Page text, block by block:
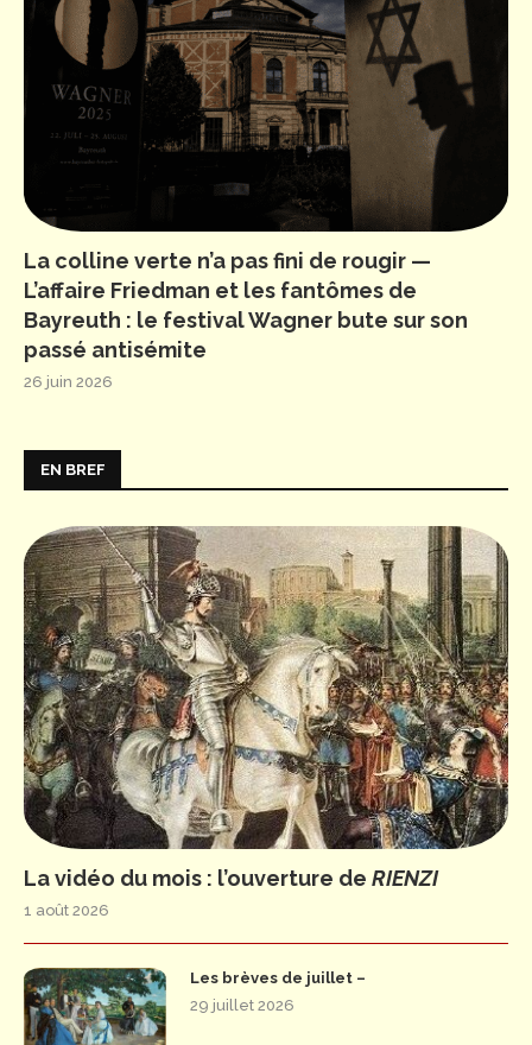
La colline verte n’a pas fini de rougir —
L’affaire Friedman et les fantômes de
Bayreuth : le festival Wagner bute sur son
passé antisémite
26 juin 2026
EN BREF
La vidéo du mois : l’ouverture de RIENZI
1 août 2026
Les brèves de juillet –
29 juillet 2026